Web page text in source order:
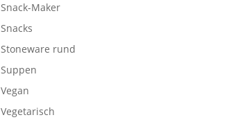
Snack-Maker
Snacks
Stoneware rund
Suppen
Vegan
Vegetarisch